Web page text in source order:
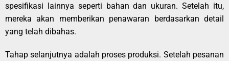
spesifikasi lainnya seperti bahan dan ukuran. Setelah itu,
mereka akan memberikan penawaran berdasarkan detail
yang telah dibahas.
Tahap selanjutnya adalah proses produksi. Setelah pesanan